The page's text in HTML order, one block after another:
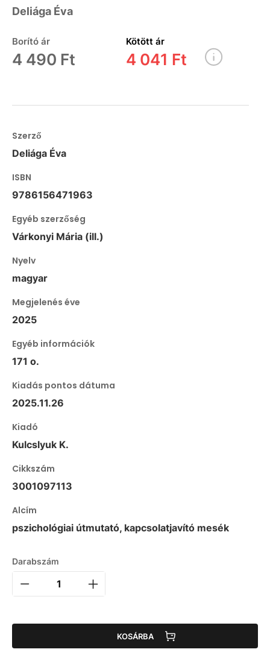
Deliága Éva
Borító ár
4 490 Ft
Kötött ár
4 041 Ft
Szerző
Deliága Éva
ISBN
9786156471963
Egyéb szerzőség
Várkonyi Mária (ill.)
Nyelv
magyar
Megjelenés éve
2025
Egyéb információk
171 o.
Kiadás pontos dátuma
2025.11.26
Kiadó
Kulcslyuk K.
Cikkszám
3001097113
Alcím
pszichológiai útmutató, kapcsolatjavító mesék
Darabszám
KOSÁRBA